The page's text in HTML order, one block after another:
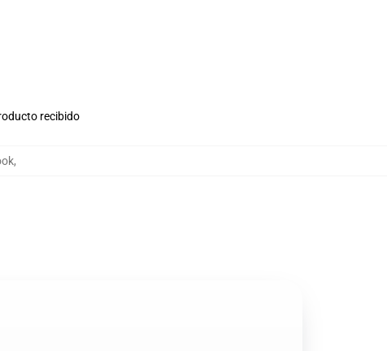
recibido
,